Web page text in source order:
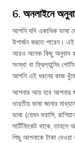
6. অনলাইনে
আপনি যদি একাধিক ভাষা
উপার্জন করতে পারেন।
আরও অনেক কিছু অনুবাদ
সংস্থা বা ফ্রিল্যান্সিং
আপনি এই ধরনের কাজ
আপনার আয় হবে আপনার
ভারতীয় ভাষা জানার
ভাষা (যেমন ফরাসি,
সার্টিফিকেট থাকে,
পিছু আপনাকে টাকা